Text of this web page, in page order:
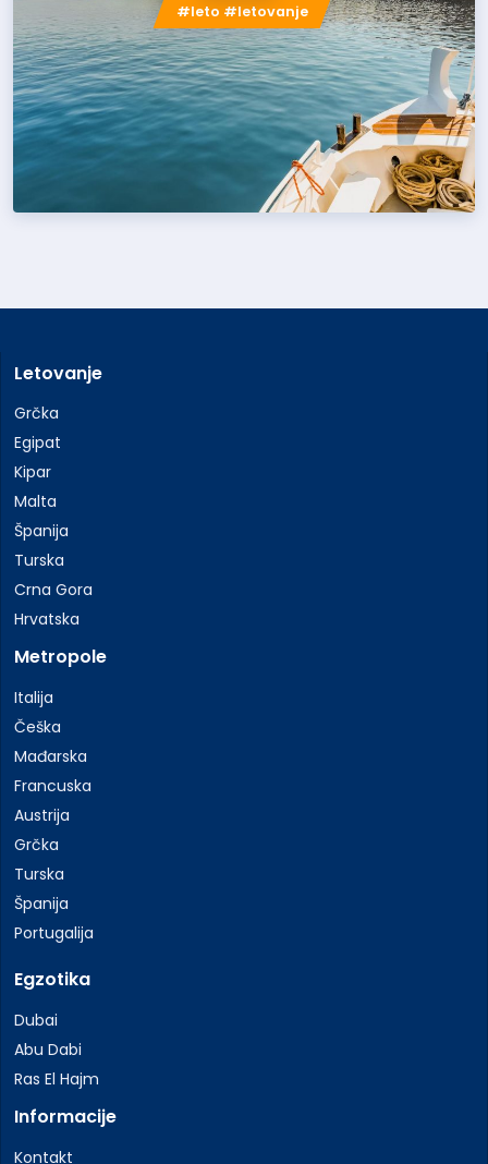
#leto #letovanje
Letovanje
Grčka
Egipat
Kipar
Malta
Španija
Turska
Crna Gora
Hrvatska
Metropole
Italija
Češka
Mađarska
Francuska
Austrija
Grčka
Turska
Španija
Portugalija
Egzotika
Dubai
Abu Dabi
Ras El Hajm
Informacije
Kontakt